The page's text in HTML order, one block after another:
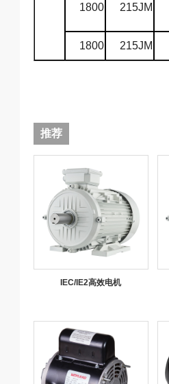
1800 215JM
1800 215JM
推荐
IEC/IE2高效电机